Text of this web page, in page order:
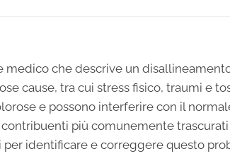
medico che descrive un
cause, tra cui stress fisico, traumi e
e possono interferire con il
più comunemente trascurati
identificare e correggere questo